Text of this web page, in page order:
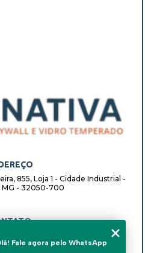
855, Loja 1 - Cidade Industrial -
- 32050-700
8408
8408
Fale agora pelo WhatsApp